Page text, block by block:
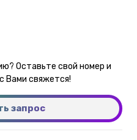
Оставьте свой номер и
Вами свяжется!
запрос